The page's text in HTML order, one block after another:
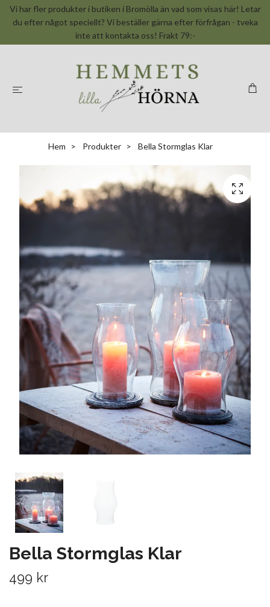
Vi har fler produkter i butiken i Bromölla än vad som visas här! Letar
du efter något speciellt? Vi beställer gärna efter förfrågan - tveka
inte att kontakta oss! Frakt 79:-
Hem Produkter Bella Stormglas Klar
Bella Stormglas Klar
499 kr